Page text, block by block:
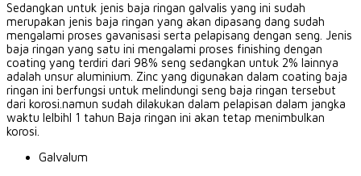
Sedangkan untuk jenis baja ringan galvalis yang ini sudah
merupakan jenis baja ringan yang akan dipasang dang sudah
mengalami proses gavanisasi serta pelapisang dengan seng. Jenis
baja ringan yang satu ini mengalami proses finishing dengan
coating yang terdiri dari 98% seng sedangkan untuk 2% lainnya
adalah unsur aluminium. Zinc yang digunakan dalam coating baja
ringan ini berfungsi untuk melindungi seng baja ringan tersebut
dari korosi.namun sudah dilakukan dalam pelapisan dalam jangka
waktu lelbihl 1 tahun Baja ringan ini akan tetap menimbulkan
korosi.
Galvalum